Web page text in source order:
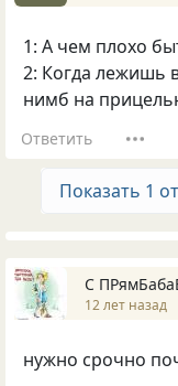
1: А чем плохо
2: Когда лежишь
нимб на
Ответить
Показать 1
С
12 лет назад
нужно срочно